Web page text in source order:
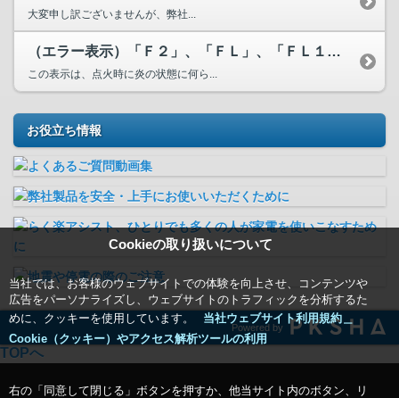
Cookieの取り扱いについて
当社では、お客様のウェブサイトでの体験を向上させ、コンテンツや
広告をパーソナライズし、ウェブサイトのトラフィックを分析するた
めに、クッキーを使用しています。
当社ウェブサイト利用規約＿
Cookie（クッキー）やアクセス解析ツールの利用
右の「同意して閉じる」ボタンを押すか、他当サイト内のボタン、リ
大変申し訳ございませんが、弊社...
（エラー表示）「Ｆ２」、「ＦＬ」、「ＦＬ１１」、「Ｅｒ０８...
この表示は、点火時に炎の状態に何ら...
お役立ち情報
Powered by
TOPへ